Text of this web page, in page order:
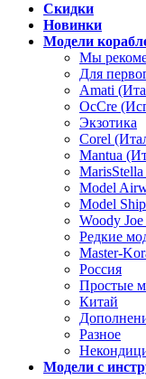
Скидки
Новинки
Модели
Мы
Для
Amati
OcCre
Экзотика
Corel
Mantua
Model
Model
Woody
Редкие
Master-
Россия
Простые
Китай
Разное
Модели с